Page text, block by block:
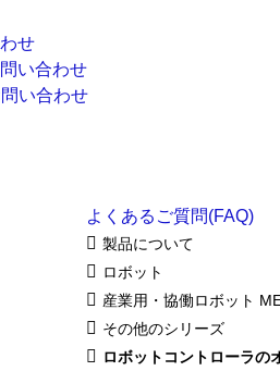
よくあるご質問(FAQ)
製品について
ロボット
産業用・協働ロボット
その他のシリーズ
ロボットコントローラの